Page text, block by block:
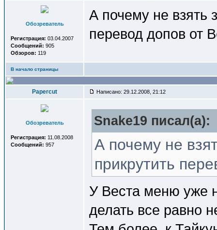
Обозреватель
Регистрация: 03.04.2007
Сообщений: 905
Обзоров: 119
А почему не взять
перевод допов от
В начало страницы
Papercut Написано: 29.12.2008, 21:12
Обозреватель
Регистрация: 11.08.2008
Сообщений: 957
Snake19 писал(a):
А почему не
прикрутить
У Веста меню уже
делать все равно